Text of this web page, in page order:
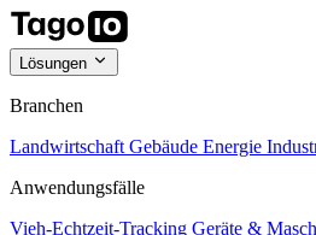
Lösungen
Branchen
Landwirtschaft Gebäude Energie
Anwendungsfälle
Vieh-Echtzeit-Tracking Geräte &